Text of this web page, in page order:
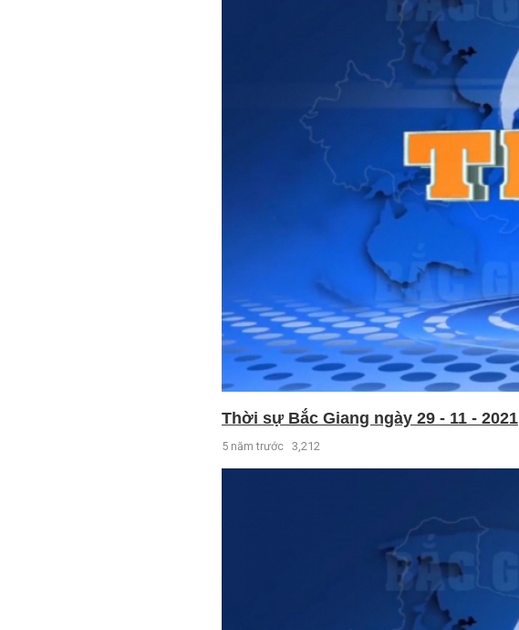
Thời sự Bắc Giang ngày 29 - 11 - 2021
5 năm trước 3,212